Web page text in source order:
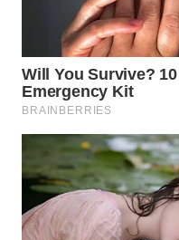
MAJALENGKA
WN
SUBANG
SUKABUMI
WN
PURWAKARTA